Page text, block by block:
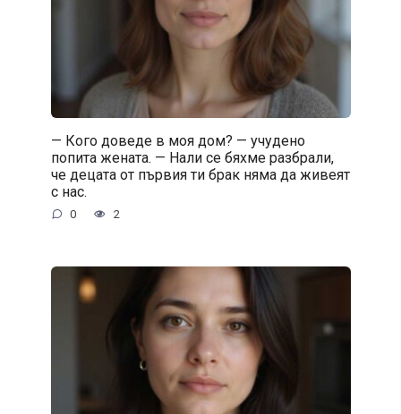
— Кого доведе в моя дом? — учудено
попита жената. — Нали се бяхме разбрали,
че децата от първия ти брак няма да живеят
с нас.
0 2